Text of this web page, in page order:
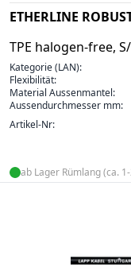
ETHERLINE
TPE halogen-free, S/
Kategorie (LAN):
Flexibilität:
Material Aussenmantel:
Aussendurchmesser mm:
Artikel-Nr:
ab Lager Rümlang (ca.